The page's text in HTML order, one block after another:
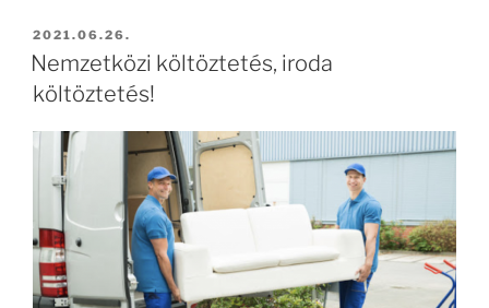
BEKÜLDVE:
2021.06.26.
Nemzetközi költöztetés, iroda
költöztetés!